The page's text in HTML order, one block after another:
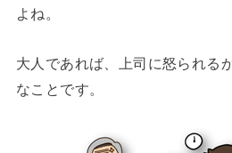
よね。
大人であれば、上司に怒られる
なことです。